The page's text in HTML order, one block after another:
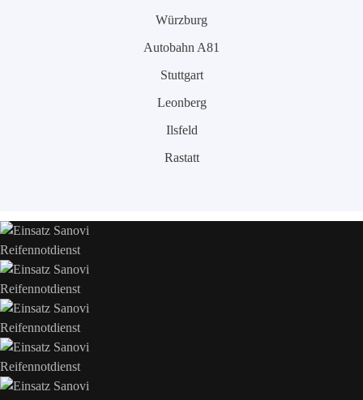
Würzburg
Autobahn A81
Stuttgart
Leonberg
Ilsfeld
Rastatt